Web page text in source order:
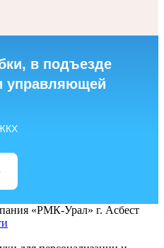
в подъезде
управляющей
«РМК-Урал» г. Асбест